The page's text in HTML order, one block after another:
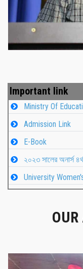
Important link
Ministry Of
Admission Link
E-Book
২০২৩ সালের অনার্স
University